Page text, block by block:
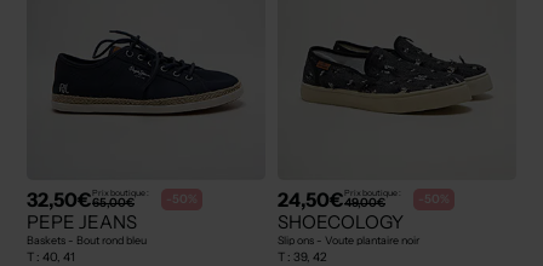
32,50€Prix boutique :
65,00€ -50%
PEPE JEANS
Baskets - Bout rond bleu
T : 40, 41
24,50€Prix boutique :
49,00€ -50%
SHOECOLOGY
Slip ons - Voute plantaire noir
T : 39, 42